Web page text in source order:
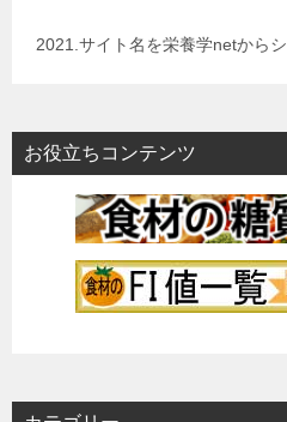
2021.サイト名を栄養学netから
お役立ちコンテンツ